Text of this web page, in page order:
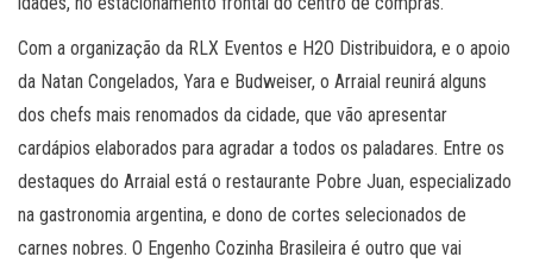
Com a organização da RLX Eventos e H2O Distribuidora, e o apoio
da Natan Congelados, Yara e Budweiser, o Arraial reunirá alguns
dos chefs mais renomados da cidade, que vão apresentar
cardápios elaborados para agradar a todos os paladares. Entre os
destaques do Arraial está o restaurante Pobre Juan, especializado
na gastronomia argentina, e dono de cortes selecionados de
carnes nobres. O Engenho Cozinha Brasileira é outro que vai